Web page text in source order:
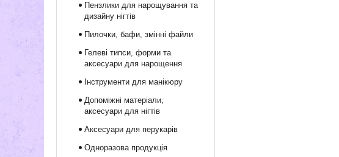
Пензлики для нарощування та
дизайну нігтів
Пилочки, бафи, змінні файли
Гелеві типси, форми та
аксесуари для нарощення
Інструменти для манікюру
Допоміжні матеріали,
аксесуари для нігтів
Аксесуари для перукарів
Одноразова продукція